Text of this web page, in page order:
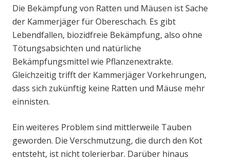
Die Bekämpfung von Ratten und Mäusen ist Sache
der Kammerjäger für Obereschach. Es gibt
Lebendfallen, biozidfreie Bekämpfung, also ohne
Tötungsabsichten und natürliche
Bekämpfungsmittel wie Pflanzenextrakte.
Gleichzeitig trifft der Kammerjäger Vorkehrungen,
dass sich zukünftig keine Ratten und Mäuse mehr
einnisten.
Ein weiteres Problem sind mittlerweile Tauben
geworden. Die Verschmutzung, die durch den Kot
entsteht, ist nicht tolerierbar. Darüber hinaus